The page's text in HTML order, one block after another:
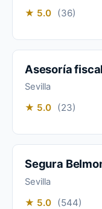
★ 5.0 (36)
Asesoría
Sevilla
★ 5.0 (23)
Segura
Sevilla
★ 5.0 (544)